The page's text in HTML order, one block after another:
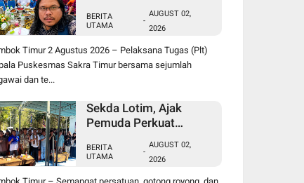
SBM NTB Pertanyakan
Penempatan Plt Kepala
Puskesmas serta
Tenaga Kesehatan
BERITA
UTAMA
-
AUGUST 02,
2026
Timur 2 Agustus 2026 – Pelaksana Tugas (Plt)
Puskesmas Sakra Timur bersama sejumlah
dan te...
Sekda Lotim, Ajak
Pemuda Perkuat
Pembukaan Rangkaian
Kegiatan Menyambut
BERITA
UTAMA
-
AUGUST 02,
2026